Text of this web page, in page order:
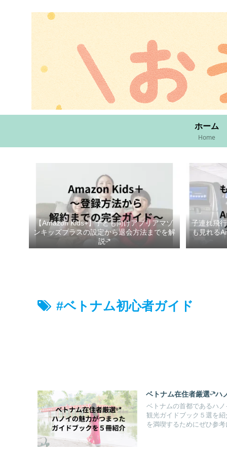
ホーム
Home
【Amazon Kids+】子ども向けアプリアマゾ
ンキッズプラスの設定から退会方法までを解
説ᵕ̈*
子連れ飛
も見れる
#ベトナム初心者ガイド
ベトナム在住者厳選ᵕ̈*ハ
ベトナムの首都であるハ
観光ガイドブック５選を
を満喫するためにぜひ参